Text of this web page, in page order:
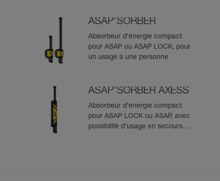
ASAP'SORBER
Absorbeur d’énergie compact
pour ASAP ou ASAP LOCK, pour
un usage à une personne
ASAP'SORBER AXESS
Absorbeur d’énergie compact
pour ASAP LOCK ou ASAP, avec
possibilité d'usage en secours